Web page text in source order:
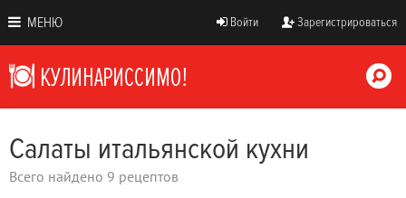
МЕНЮ Войти Зарегистрироваться
Салаты итальянской кухни
Всего найдено 9 рецептов